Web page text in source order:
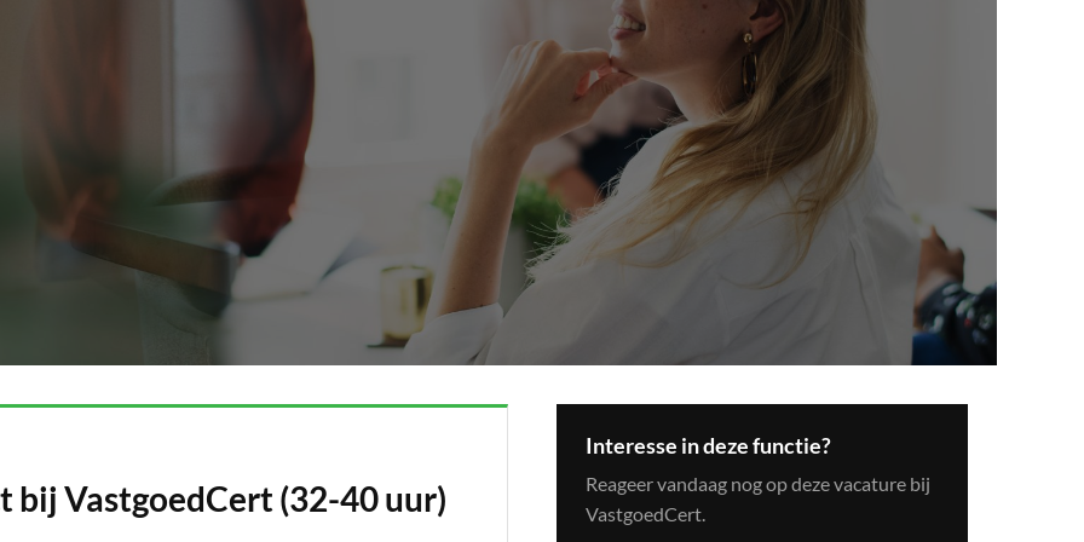
40 uur)
VastgoedCert (32-40 uur)
Interesse in deze functie?
Reageer vandaag nog op deze vacature bij
VastgoedCert.